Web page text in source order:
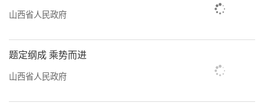
山西省人民政府
题定纲成 乘势而进
山西省人民政府